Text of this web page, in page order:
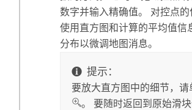
数字并输入精确值。 对控点
使用直方图和计算的平均值信
分布以微调地图消息。
提示：
要放大直方图中的细节，请
。 要随时返回到原始滑